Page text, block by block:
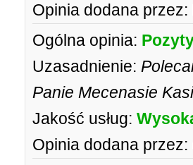
Opinia dodana przez:
Ogólna opinia:
Uzasadnienie:
Panie Mecenasie
Jakość usług:
Opinia dodana przez: